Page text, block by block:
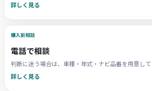
詳しく見る
購入前相談
電話で相談
判断に迷う場合は、車種・年式・ナビ品番を用意して
詳しく見る